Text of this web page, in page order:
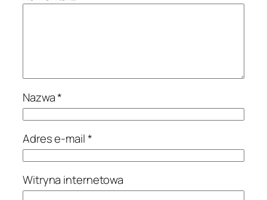
Nazwa*
Adres e-mail*
Witryna internetowa